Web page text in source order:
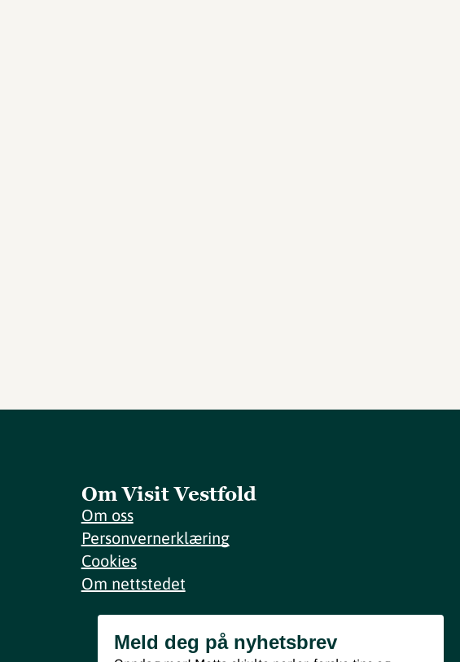
Om Visit Vestfold
Om oss
Personvernerklæring
Cookies
Om nettstedet
Meld deg på nyhetsbrev
Meld deg på nyhetsbrev